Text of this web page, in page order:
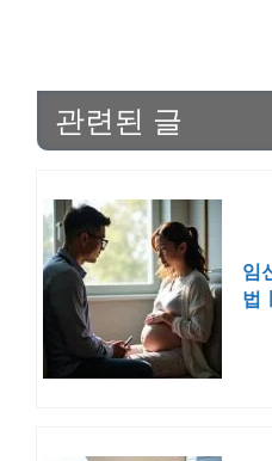
관련된 글
임
법